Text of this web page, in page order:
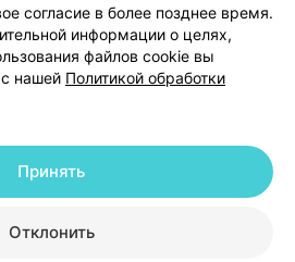
руководителю 103.by
в поддержку
настройки Cookie
191700409 | 220012, Республика Беларусь,
+375 291212755
согласие в более позднее время.
информации о целях,
файлов cookie вы
нашей Политикой обработки
Отклонить
Принять